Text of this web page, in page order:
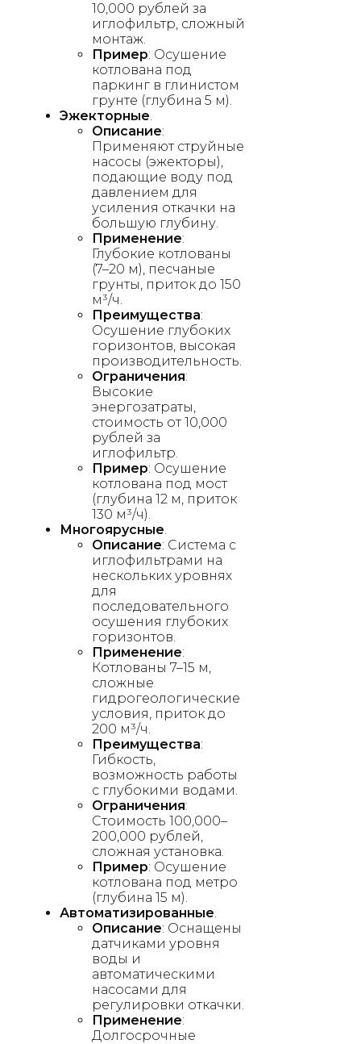
10,000 рублей за
иглофильтр, сложный
монтаж.
Пример: Осушение
котлована под
паркинг в глинистом
грунте (глубина 5 м).
Эжекторные.
Описание:
Применяют струйные
насосы (эжекторы),
подающие воду под
давлением для
усиления откачки на
большую глубину.
Применение:
Глубокие котлованы
(7–20 м), песчаные
грунты, приток до 150
м³/ч.
Преимущества:
Осушение глубоких
горизонтов, высокая
производительность.
Ограничения:
Высокие
энергозатраты,
стоимость от 10,000
рублей за
иглофильтр.
Пример: Осушение
котлована под мост
(глубина 12 м, приток
130 м³/ч).
Многоярусные.
Описание: Система с
иглофильтрами на
нескольких уровнях
для
последовательного
осушения глубоких
горизонтов.
Применение:
Котлованы 7–15 м,
сложные
гидрогеологические
условия, приток до
200 м³/ч.
Преимущества:
Гибкость,
возможность работы
с глубокими водами.
Ограничения:
Стоимость 100,000–
200,000 рублей,
сложная установка.
Пример: Осушение
котлована под метро
(глубина 15 м).
Автоматизированные.
Описание: Оснащены
датчиками уровня
воды и
автоматическими
насосами для
регулировки откачки.
Применение:
Долгосрочные